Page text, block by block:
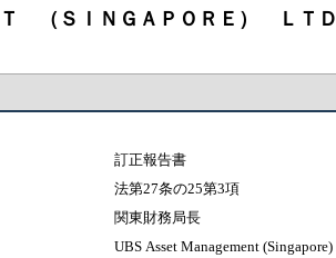
（ＳＩＮＧＡＰＯＲＥ） ＬＴＤ